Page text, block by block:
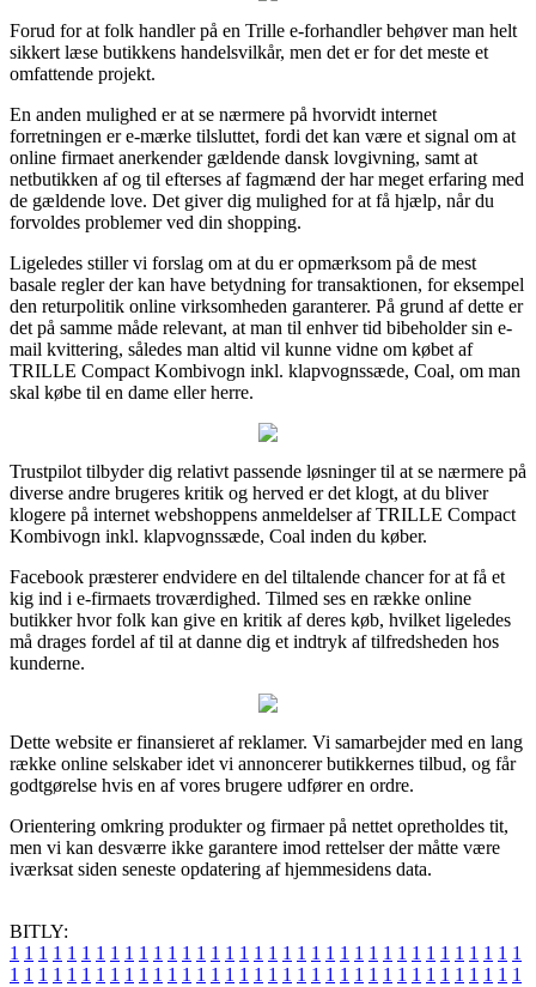
Forud for at folk handler på en Trille e-forhandler behøver man helt
sikkert læse butikkens handelsvilkår, men det er for det meste et
omfattende projekt.
En anden mulighed er at se nærmere på hvorvidt internet
forretningen er e-mærke tilsluttet, fordi det kan være et signal om at
online firmaet anerkender gældende dansk lovgivning, samt at
netbutikken af og til efterses af fagmænd der har meget erfaring med
de gældende love. Det giver dig mulighed for at få hjælp, når du
forvoldes problemer ved din shopping.
Ligeledes stiller vi forslag om at du er opmærksom på de mest
basale regler der kan have betydning for transaktionen, for eksempel
den returpolitik online virksomheden garanterer. På grund af dette er
det på samme måde relevant, at man til enhver tid bibeholder sin e-
mail kvittering, således man altid vil kunne vidne om købet af
TRILLE Compact Kombivogn inkl. klapvognssæde, Coal, om man
skal købe til en dame eller herre.
Trustpilot tilbyder dig relativt passende løsninger til at se nærmere på
diverse andre brugeres kritik og herved er det klogt, at du bliver
klogere på internet webshoppens anmeldelser af TRILLE Compact
Kombivogn inkl. klapvognssæde, Coal inden du køber.
Facebook præsterer endvidere en del tiltalende chancer for at få et
kig ind i e-firmaets troværdighed. Tilmed ses en række online
butikker hvor folk kan give en kritik af deres køb, hvilket ligeledes
må drages fordel af til at danne dig et indtryk af tilfredsheden hos
kunderne.
Dette website er finansieret af reklamer. Vi samarbejder med en lang
række online selskaber idet vi annoncerer butikkernes tilbud, og får
godtgørelse hvis en af vores brugere udfører en ordre.
Orientering omkring produkter og firmaer på nettet opretholdes tit,
men vi kan desværre ikke garantere imod rettelser der måtte være
iværksat siden seneste opdatering af hjemmesidens data.
BITLY:
1 1 1 1 1 1 1 1 1 1 1 1 1 1 1 1 1 1 1 1 1 1 1 1 1 1 1 1 1 1 1 1 1 1 1 1
1 1 1 1 1 1 1 1 1 1 1 1 1 1 1 1 1 1 1 1 1 1 1 1 1 1 1 1 1 1 1 1 1 1 1 1